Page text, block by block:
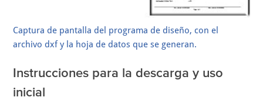
Captura de pantalla del programa de diseño, con el
archivo dxf y la hoja de datos que se generan.
Instrucciones para la descarga y uso
inicial